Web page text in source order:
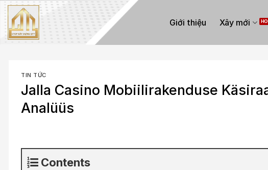
Skip
to
content
Giới thiệu Xây mới
TIN TỨC
Jalla Casino Mobiilirakenduse
Analüüs
Contents